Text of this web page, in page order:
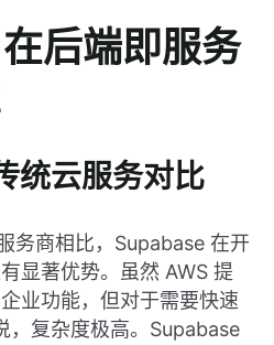
后端即服务
统云服务对比
务商相比，Supabase 在开
显著优势。虽然 AWS 提
业功能，但对于需要快速
，复杂度极高。Supabase